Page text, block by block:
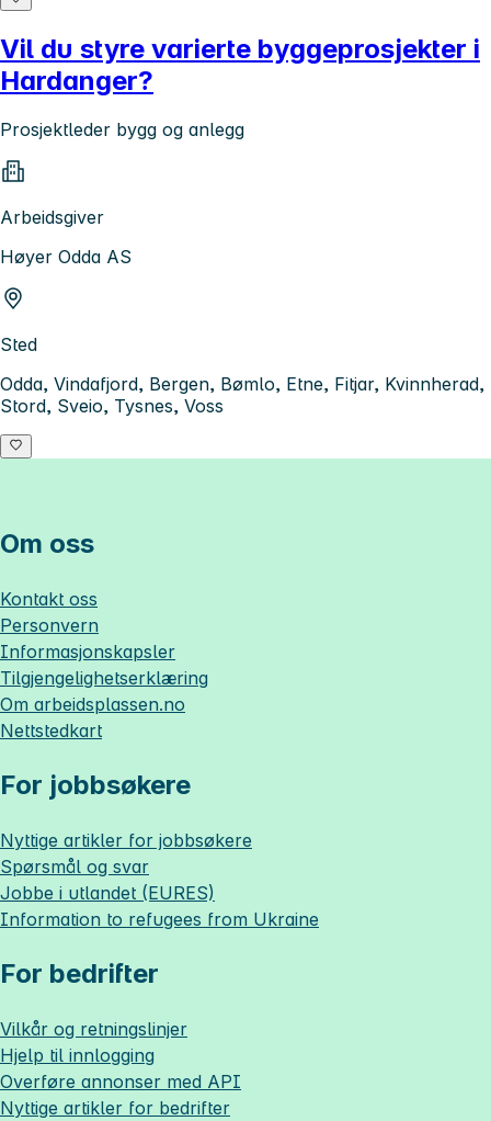
Vil du styre varierte byggeprosjekter i
Hardanger?
Prosjektleder bygg og anlegg
Arbeidsgiver
Høyer Odda AS
Sted
Odda, Vindafjord, Bergen, Bømlo, Etne, Fitjar, Kvinnherad,
Stord, Sveio, Tysnes, Voss
Om oss
Kontakt oss
Personvern
Informasjonskapsler
Tilgjengelighetserklæring
Om arbeidsplassen.no
Nettstedkart
For jobbsøkere
Nyttige artikler for jobbsøkere
Spørsmål og svar
Jobbe i utlandet (EURES)
Information to refugees from Ukraine
For bedrifter
Vilkår og retningslinjer
Hjelp til innlogging
Overføre annonser med API
Nyttige artikler for bedrifter